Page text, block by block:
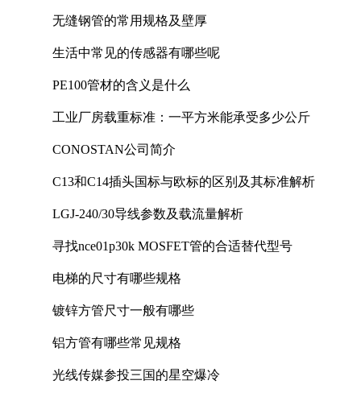
无缝钢管的常用规格及壁厚
生活中常见的传感器有哪些呢
PE100管材的含义是什么
工业厂房载重标准：一平方米能承受多少公斤
CONOSTAN公司简介
C13和C14插头国标与欧标的区别及其标准解析
LGJ-240/30导线参数及载流量解析
寻找nce01p30k MOSFET管的合适替代型号
电梯的尺寸有哪些规格
镀锌方管尺寸一般有哪些
铝方管有哪些常见规格
光线传媒参投三国的星空爆冷